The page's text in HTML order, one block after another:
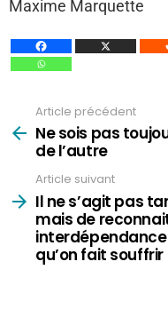
Maxime Marquette
plus
Article précédent
Ne sois pas
de l’autre
Article suivant
Il ne s’agit pas
mais de
qu’on fait souffrir